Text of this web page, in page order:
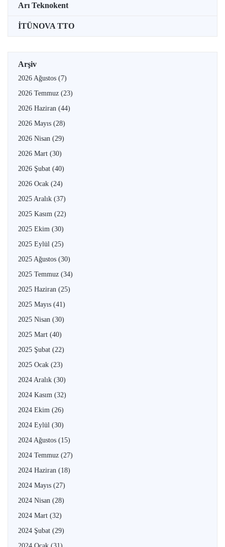
Arı Teknokent
İTÜNOVA TTO
Arşiv
2026 Ağustos (7)
2026 Temmuz (23)
2026 Haziran (44)
2026 Mayıs (28)
2026 Nisan (29)
2026 Mart (30)
2026 Şubat (40)
2026 Ocak (24)
2025 Aralık (37)
2025 Kasım (22)
2025 Ekim (30)
2025 Eylül (25)
2025 Ağustos (30)
2025 Temmuz (34)
2025 Haziran (25)
2025 Mayıs (41)
2025 Nisan (30)
2025 Mart (40)
2025 Şubat (22)
2025 Ocak (23)
2024 Aralık (30)
2024 Kasım (32)
2024 Ekim (26)
2024 Eylül (30)
2024 Ağustos (15)
2024 Temmuz (27)
2024 Haziran (18)
2024 Mayıs (27)
2024 Nisan (28)
2024 Mart (32)
2024 Şubat (29)